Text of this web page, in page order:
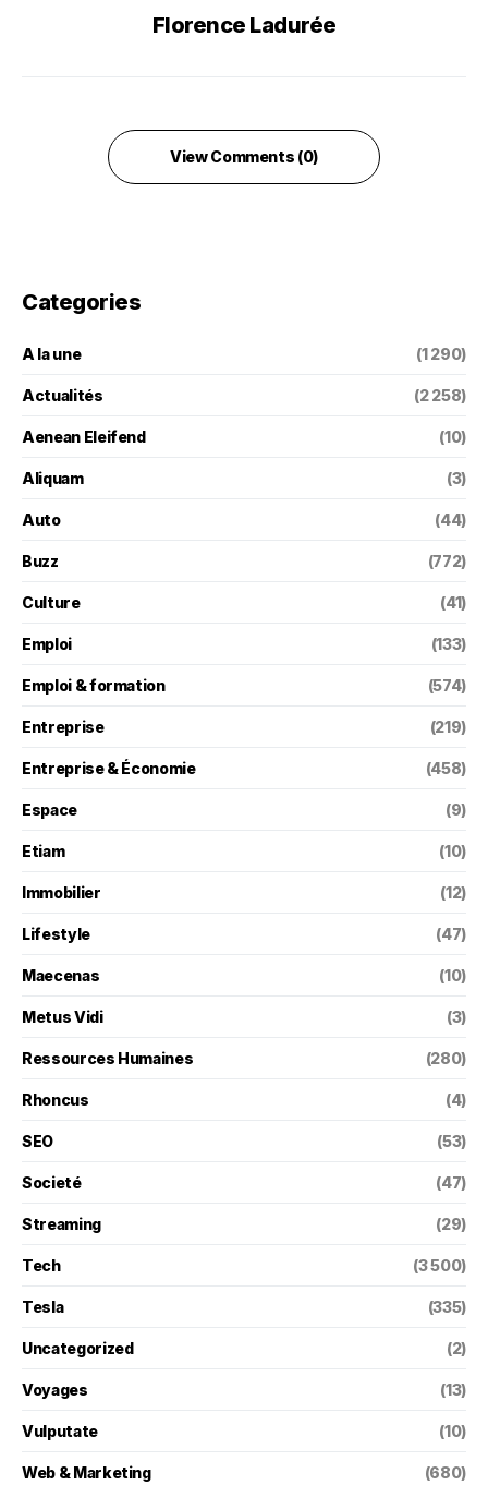
Florence Ladurée
View Comments (0)
Categories
A la une (1 290)
Actualités (2 258)
Aenean Eleifend (10)
Aliquam (3)
Auto (44)
Buzz (772)
Culture (41)
Emploi (133)
Emploi & formation (574)
Entreprise (219)
Entreprise & Économie (458)
Espace (9)
Etiam (10)
Immobilier (12)
Lifestyle (47)
Maecenas (10)
Metus Vidi (3)
Ressources Humaines (280)
Rhoncus (4)
SEO (53)
Societé (47)
Streaming (29)
Tech (3 500)
Tesla (335)
Uncategorized (2)
Voyages (13)
Vulputate (10)
Web & Marketing (680)